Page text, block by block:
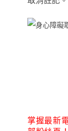
掌握最新